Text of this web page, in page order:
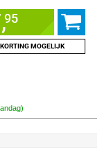
95
MOGELIJK